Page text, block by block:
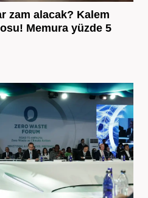
zam alacak? Kalem
Memura yüzde 5